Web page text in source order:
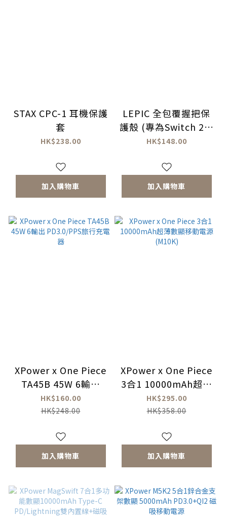
STAX CPC-1 耳機保護
套
HK$238.00
加入購物車
LEPIC 全包覆握把保
護殼 (專為Switch 2而
設計)
HK$148.00
加入購物車
XPower x One Piece
TA45B 45W 6輸出
PD3.0/PPS旅行充電
器
HK$160.00
HK$248.00
加入購物車
XPower x One Piece
3合1 10000mAh超薄
數顯移動電源(M10K)
HK$295.00
HK$358.00
加入購物車